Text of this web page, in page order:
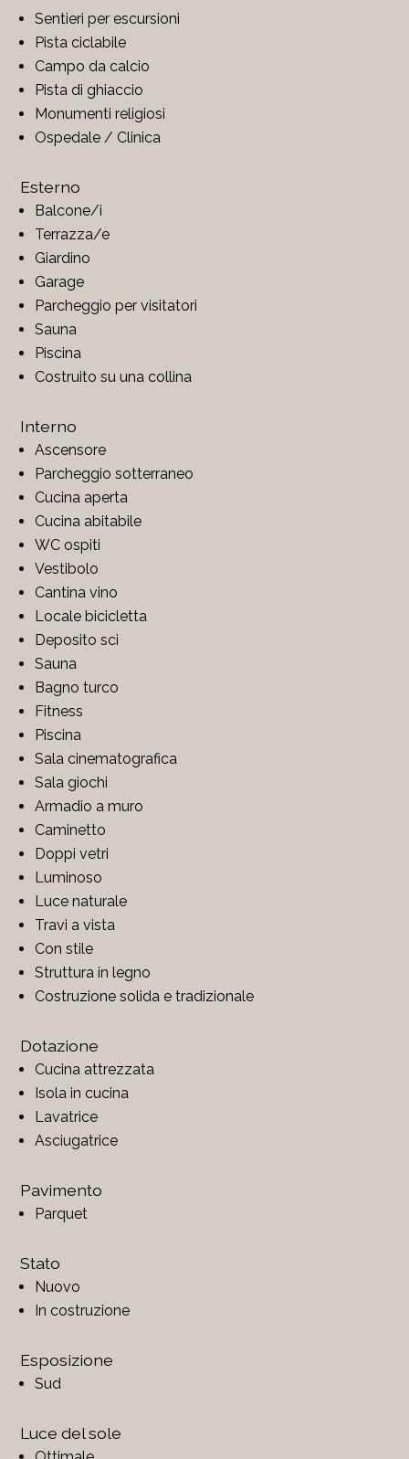
Sentieri per escursioni
Pista ciclabile
Campo da calcio
Pista di ghiaccio
Monumenti religiosi
Ospedale / Clinica
Esterno
Balcone/i
Terrazza/e
Giardino
Garage
Parcheggio per visitatori
Sauna
Piscina
Costruito su una collina
Interno
Ascensore
Parcheggio sotterraneo
Cucina aperta
Cucina abitabile
WC ospiti
Vestibolo
Cantina vino
Locale bicicletta
Deposito sci
Sauna
Bagno turco
Fitness
Piscina
Sala cinematografica
Sala giochi
Armadio a muro
Caminetto
Doppi vetri
Luminoso
Luce naturale
Travi a vista
Con stile
Struttura in legno
Costruzione solida e tradizionale
Dotazione
Cucina attrezzata
Isola in cucina
Lavatrice
Asciugatrice
Pavimento
Parquet
Stato
Nuovo
In costruzione
Esposizione
Sud
Luce del sole